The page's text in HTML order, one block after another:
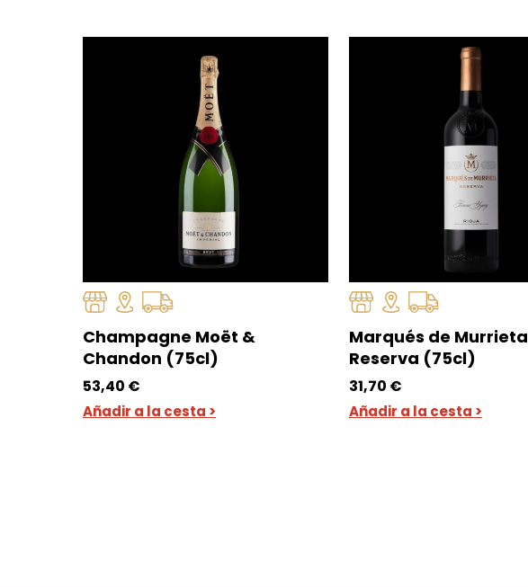
Champagne Moët &
Chandon (75cl)
53,40 €
Añadir a la cesta >
Marqués de Murrieta
Reserva (75cl)
31,70 €
Añadir a la cesta >